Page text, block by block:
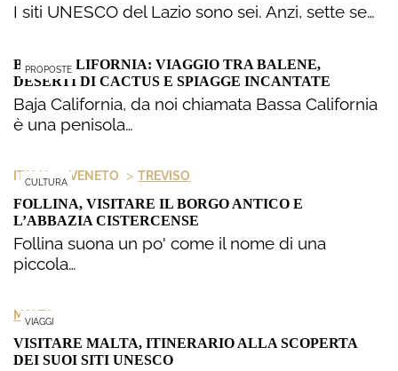
I siti UNESCO del Lazio sono sei. Anzi, sette se…
PROPOSTE
BAJA CALIFORNIA: VIAGGIO TRA BALENE,
DESERTI DI CACTUS E SPIAGGE INCANTATE
Baja California, da noi chiamata Bassa California
è una penisola…
CULTURA
ITALIA > VENETO > TREVISO
FOLLINA, VISITARE IL BORGO ANTICO E
L’ABBAZIA CISTERCENSE
Follina suona un po' come il nome di una
piccola…
VIAGGI
MALTA
VISITARE MALTA, ITINERARIO ALLA SCOPERTA
DEI SUOI SITI UNESCO